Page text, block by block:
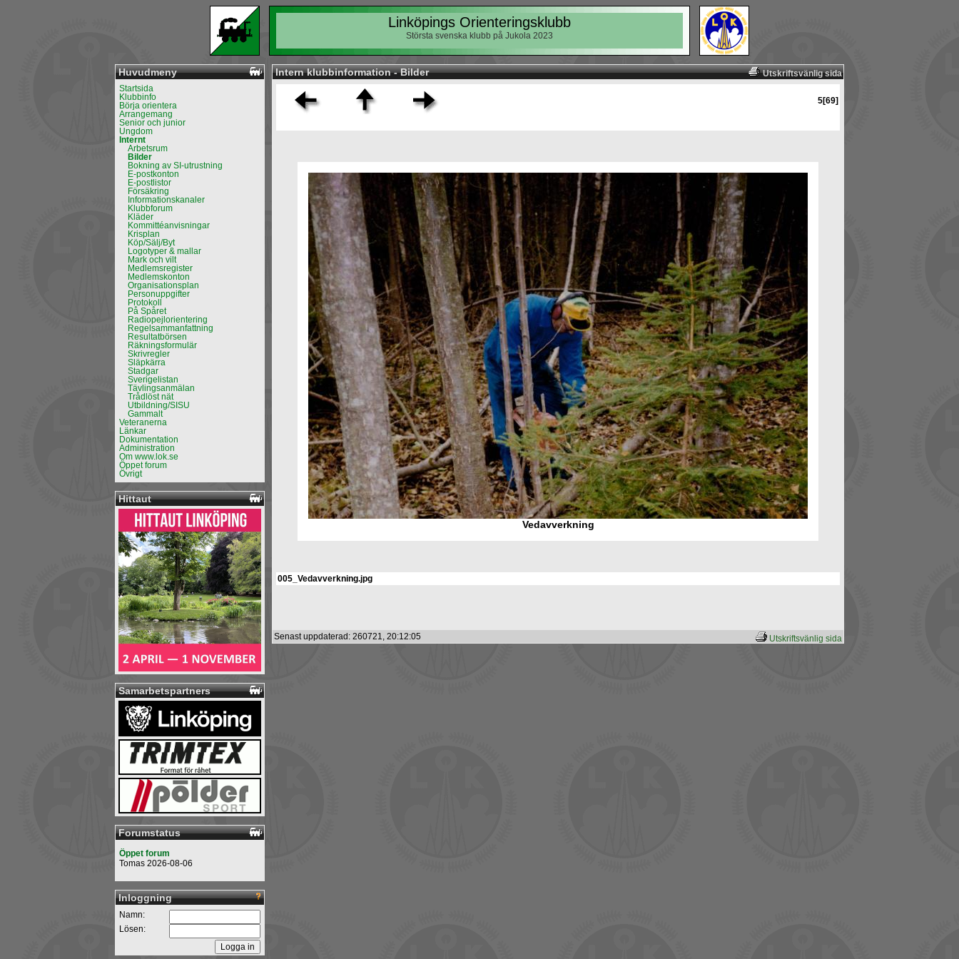
Linköpings Orienteringsklubb
Största svenska klubb på Jukola 2023
Huvudmeny
Startsida
Klubbinfo
Börja orientera
Arrangemang
Senior och junior
Ungdom
Internt
Arbetsrum
Bilder
Bokning av SI-utrustning
E-postkonton
E-postlistor
Försäkring
Informationskanaler
Klubbforum
Kläder
Kommittéanvisningar
Krisplan
Köp/Sälj/Byt
Logotyper & mallar
Mark och vilt
Medlemsregister
Medlemskonton
Organisationsplan
Personuppgifter
Protokoll
På Spåret
Radiopejlorientering
Regelsammanfattning
Resultatbörsen
Räkningsformulär
Skrivregler
Släpkärra
Stadgar
Sverigelistan
Tävlingsanmälan
Trådlöst nät
Utbildning/SISU
Gammalt
Veteranerna
Länkar
Dokumentation
Administration
Om www.lok.se
Öppet forum
Övrigt
Hittaut
Samarbetspartners
Forumstatus
Öppet forum
Tomas 2026-08-06
Inloggning
Namn:
Lösen:
Utskriftsvänlig sida
Intern klubbinformation - Bilder
5[69]
Vedavverkning
005_Vedavverkning.jpg
Utskriftsvänlig sida
Senast uppdaterad: 260721, 20:12:05